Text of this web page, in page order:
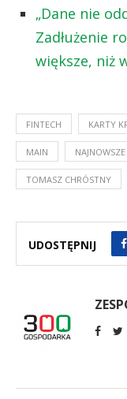
„Dane nie
Zadłużenie
większe, niż
FINTECH KARTY
MAIN NAJNOWSZE
TOMASZ CHRÓSTNY
UDOSTĘPNIJ